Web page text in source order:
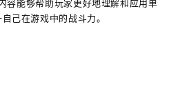
容能够帮助玩家更好地理解和应用单
己在游戏中的战斗力。